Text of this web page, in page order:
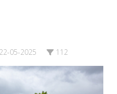
22-05-2025 112